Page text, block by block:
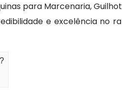
para Marcenaria,
e excelência no